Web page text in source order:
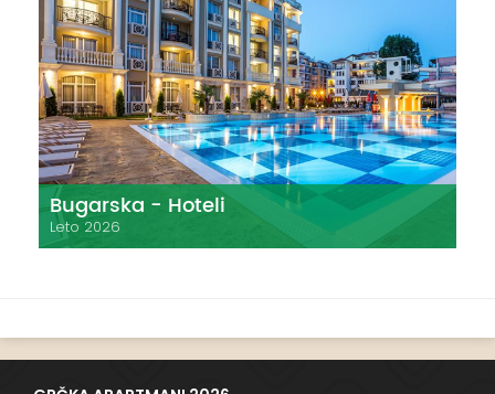
Bugarska - Hoteli
Leto 2026